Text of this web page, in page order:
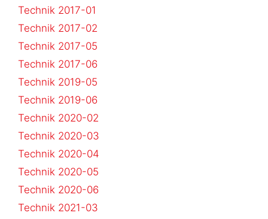
Technik 2017-01
Technik 2017-02
Technik 2017-05
Technik 2017-06
Technik 2019-05
Technik 2019-06
Technik 2020-02
Technik 2020-03
Technik 2020-04
Technik 2020-05
Technik 2020-06
Technik 2021-03